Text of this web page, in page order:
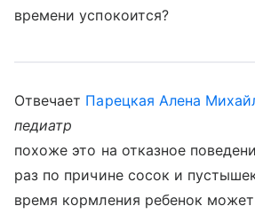
времени успокоится?
Отвечает Парецкая Алена
педиатр
похоже это на отказное
раз по причине сосок и
время кормления ребенок